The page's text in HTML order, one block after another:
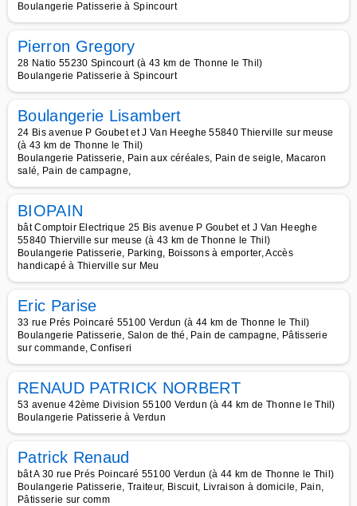
Boulangerie Patisserie à Spincourt
Pierron Gregory
28 Natio 55230 Spincourt (à 43 km de Thonne le Thil)
Boulangerie Patisserie à Spincourt
Boulangerie Lisambert
24 Bis avenue P Goubet et J Van Heeghe 55840 Thierville sur meuse
(à 43 km de Thonne le Thil)
Boulangerie Patisserie, Pain aux céréales, Pain de seigle, Macaron
salé, Pain de campagne,
BIOPAIN
bât Comptoir Electrique 25 Bis avenue P Goubet et J Van Heeghe
55840 Thierville sur meuse (à 43 km de Thonne le Thil)
Boulangerie Patisserie, Parking, Boissons à emporter, Accès
handicapé à Thierville sur Meu
Eric Parise
33 rue Prés Poincaré 55100 Verdun (à 44 km de Thonne le Thil)
Boulangerie Patisserie, Salon de thé, Pain de campagne, Pâtisserie
sur commande, Confiseri
RENAUD PATRICK NORBERT
53 avenue 42ème Division 55100 Verdun (à 44 km de Thonne le Thil)
Boulangerie Patisserie à Verdun
Patrick Renaud
bât A 30 rue Prés Poincaré 55100 Verdun (à 44 km de Thonne le Thil)
Boulangerie Patisserie, Traiteur, Biscuit, Livraison à domicile, Pain,
Pâtisserie sur comm